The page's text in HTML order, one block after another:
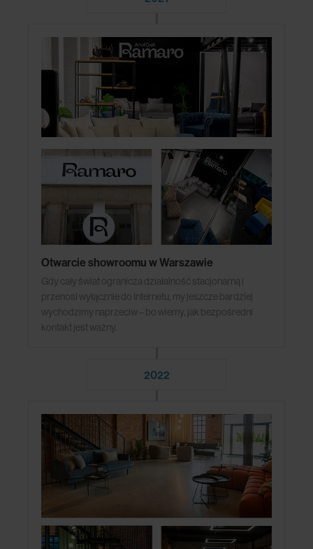
Otwarcie showroomu w Warszawie
Gdy cały świat ogranicza działalność stacjonarną i
przenosi wyłącznie do Internetu, my jeszcze bardziej
wychodzimy naprzeciw – bo wiemy, jak bezpośredni
kontakt jest ważny.
2022